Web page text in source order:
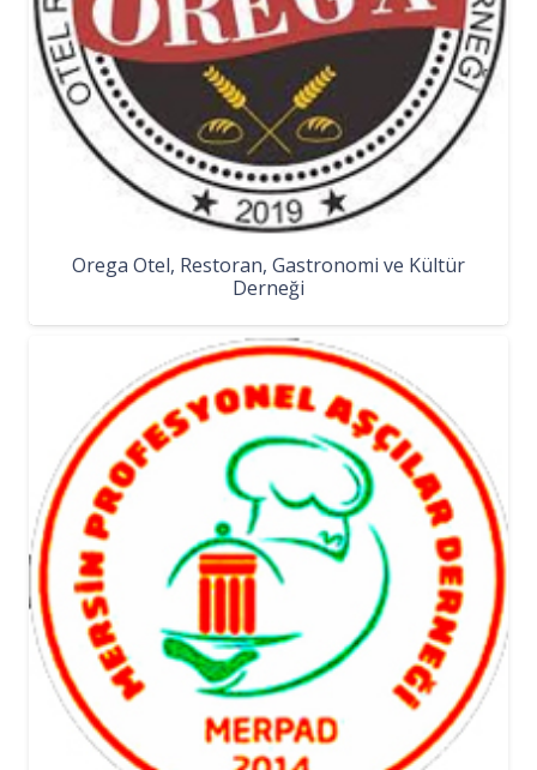
Orega Otel, Restoran, Gastronomi ve Kültür
Derneği